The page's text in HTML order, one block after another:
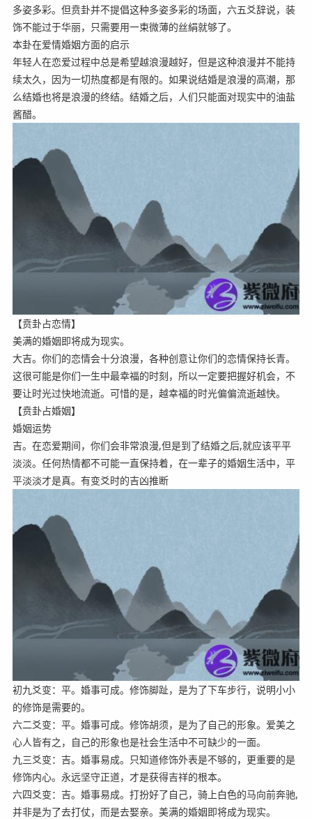
多姿多彩。但贲卦并不提倡这种多姿多彩的场面，六五爻辞说，装
饰不能过于华丽，只需要用一束微薄的丝絹就够了。
本卦在爱情婚姻方面的启示
年轻人在恋爱过程中总是希望越浪漫越好，但是这种浪漫并不能持
续太久，因为一切热度都是有限的。如果说结婚是浪漫的高潮，那
么结婚也将是浪漫的终结。结婚之后，人们只能面对现实中的油盐
酱醋。
【贲卦占恋情】
美满的婚姻即将成为现实。
大吉。你们的恋情会十分浪漫，各种创意让你们的恋情保持长青。
这很可能是你们一生中最幸福的时刻，所以一定要把握好机会，不
要让时光过快地流逝。可惜的是，越幸福的时光偏偏流逝越快。
【贲卦占婚姻】
婚姻运势
吉。在恋爱期间，你们会非常浪漫,但是到了结婚之后,就应该平平
淡淡。任何热情都不可能一直保持着，在一辈子的婚姻生活中，平
平淡淡才是真。有变爻时的吉凶推断
初九爻变：平。婚事可成。修饰脚趾，是为了下车步行，说明小小
的修饰是需要的。
六二爻变：平。婚事可成。修饰胡须，是为了自己的形象。爱美之
心人皆有之，自己的形象也是社会生活中不可缺少的一面。
九三爻变：吉。婚事易成。只知道修饰外表是不够的，更重要的是
修饰内心。永远坚守正道，才是获得吉祥的根本。
六四爻变：吉。婚事易成。打扮好了自己，骑上白色的马向前奔驰,
并非是为了去打仗，而是去娶亲。美满的婚姻即将成为现实。